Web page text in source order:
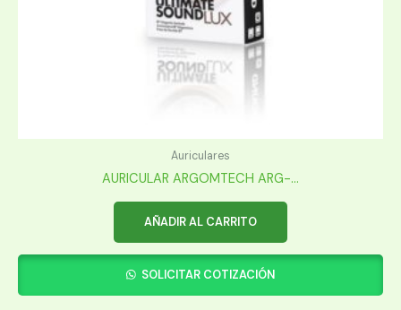
Auriculares
AURICULAR ARGOMTECH ARG-...
AÑADIR AL CARRITO
SOLICITAR COTIZACIÓN